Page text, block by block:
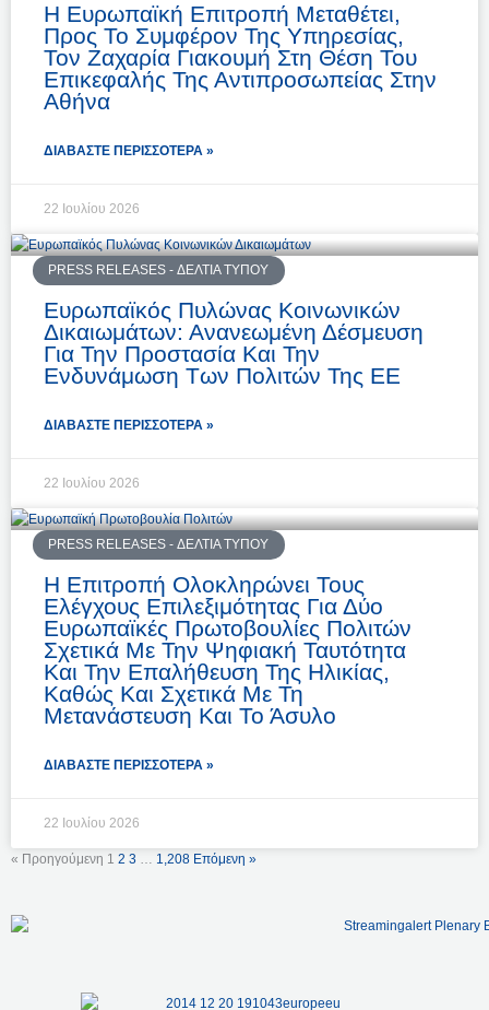
Η Ευρωπαϊκή Επιτροπή Μεταθέτει,
Προς Το Συμφέρον Της Υπηρεσίας,
Τον Ζαχαρία Γιακουμή Στη Θέση Του
Επικεφαλής Της Αντιπροσωπείας Στην
Αθήνα
ΔΙΑΒΆΣΤΕ ΠΕΡΙΣΣΌΤΕΡΑ »
22 Ιουλίου 2026
PRESS RELEASES - ΔΕΛΤΊΑ ΤΎΠΟΥ
Ευρωπαϊκός Πυλώνας Κοινωνικών
Δικαιωμάτων: Ανανεωμένη Δέσμευση
Για Την Προστασία Και Την
Ενδυνάμωση Των Πολιτών Της ΕΕ
ΔΙΑΒΆΣΤΕ ΠΕΡΙΣΣΌΤΕΡΑ »
22 Ιουλίου 2026
PRESS RELEASES - ΔΕΛΤΊΑ ΤΎΠΟΥ
Η Επιτροπή Ολοκληρώνει Τους
Ελέγχους Επιλεξιμότητας Για Δύο
Ευρωπαϊκές Πρωτοβουλίες Πολιτών
Σχετικά Με Την Ψηφιακή Ταυτότητα
Και Την Επαλήθευση Της Ηλικίας,
Καθώς Και Σχετικά Με Τη
Μετανάστευση Και Το Άσυλο
ΔΙΑΒΆΣΤΕ ΠΕΡΙΣΣΌΤΕΡΑ »
22 Ιουλίου 2026
« Προηγούμενη 1 2 3 … 1,208 Επόμενη »